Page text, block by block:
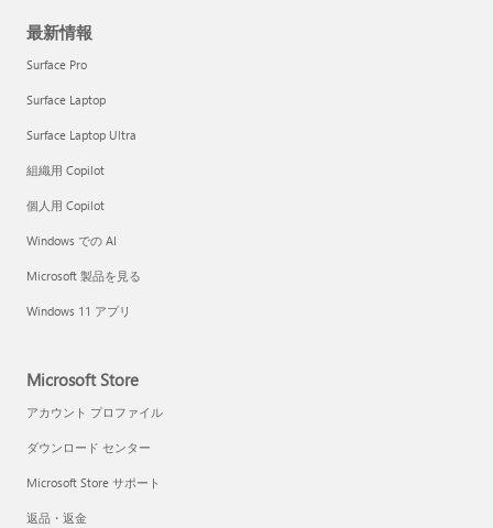
最新情報
Surface Pro
Surface Laptop
Surface Laptop Ultra
組織用 Copilot
個人用 Copilot
Windows での AI
Microsoft 製品を見る
Windows 11 アプリ
Microsoft Store
アカウント プロファイル
ダウンロード センター
Microsoft Store サポート
返品・返金